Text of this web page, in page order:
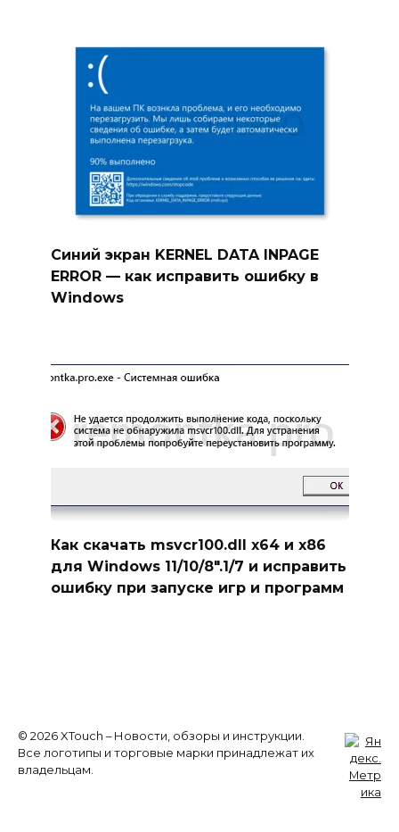
Синий экран KERNEL DATA INPAGE
ERROR — как исправить ошибку в
Windows
Как скачать msvcr100.dll x64 и x86
для Windows 11/10/8″.1/7 и исправить
ошибку при запуске игр и программ
© 2026 XTouch – Новости, обзоры и инструкции.
Все логотипы и торговые марки принадлежат их
владельцам.